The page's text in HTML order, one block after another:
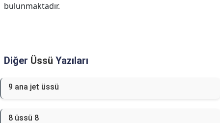
bulunmaktadır.
Diğer Üssü Yazıları
9 ana jet üssü
8 üssü 8